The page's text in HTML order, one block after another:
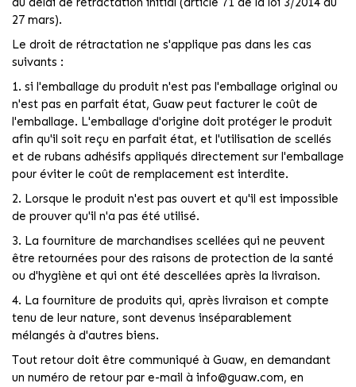
27 mars).
Le droit de rétractation ne s'applique pas dans les cas
suivants :
1. si l'emballage du produit n'est pas l'emballage original ou
n'est pas en parfait état, Guaw peut facturer le coût de
l'emballage. L'emballage d'origine doit protéger le produit
afin qu'il soit reçu en parfait état, et l'utilisation de scellés
et de rubans adhésifs appliqués directement sur l'emballage
pour éviter le coût de remplacement est interdite.
2. Lorsque le produit n'est pas ouvert et qu'il est impossible
de prouver qu'il n'a pas été utilisé.
3. La fourniture de marchandises scellées qui ne peuvent
être retournées pour des raisons de protection de la santé
ou d'hygiène et qui ont été descellées après la livraison.
4. La fourniture de produits qui, après livraison et compte
tenu de leur nature, sont devenus inséparablement
mélangés à d'autres biens.
Tout retour doit être communiqué à Guaw, en demandant
un numéro de retour par e-mail à info@guaw.com, en